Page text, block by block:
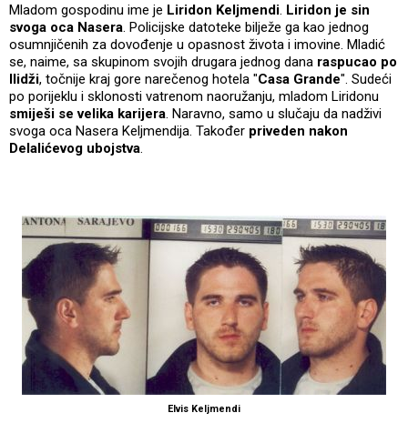
Mladom gospodinu ime je Liridon Keljmendi. Liridon je sin
svoga oca Nasera. Policijske datoteke bilježe ga kao jednog
osumnjičenih za dovođenje u opasnost života i imovine. Mladić
se, naime, sa skupinom svojih drugara jednog dana raspucao po
Ilidži, točnije kraj gore narečenog hotela "Casa Grande". Sudeći
po porijeklu i sklonosti vatrenom naoružanju, mladom Liridonu
smiješi se velika karijera. Naravno, samo u slučaju da nadživi
svoga oca Nasera Keljmendija. Također priveden nakon
Delalićevog ubojstva.
Elvis Keljmendi